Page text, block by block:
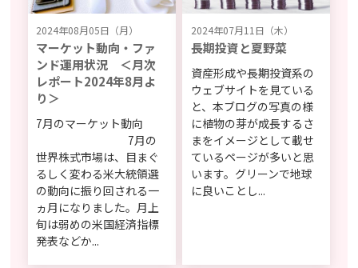
2024年08月05日（月）
マーケット動向・ファ
ンド運用状況 ＜月次
レポート2024年8月よ
り＞
7月のマーケット動向
7月の
世界株式市場は、目まぐ
るしく変わる米大統領選
の動向に振り回される一
ヵ月になりました。月上
旬は弱めの米国経済指標
発表などか...
2024年07月11日（木）
長期投資と夏野菜
資産形成や長期投資系の
ウェブサイトを見ている
と、本ブログの写真の様
に植物の芽が成長するさ
まをイメージとして載せ
ているページが多いと思
います。グリーンで地球
に良いことし...